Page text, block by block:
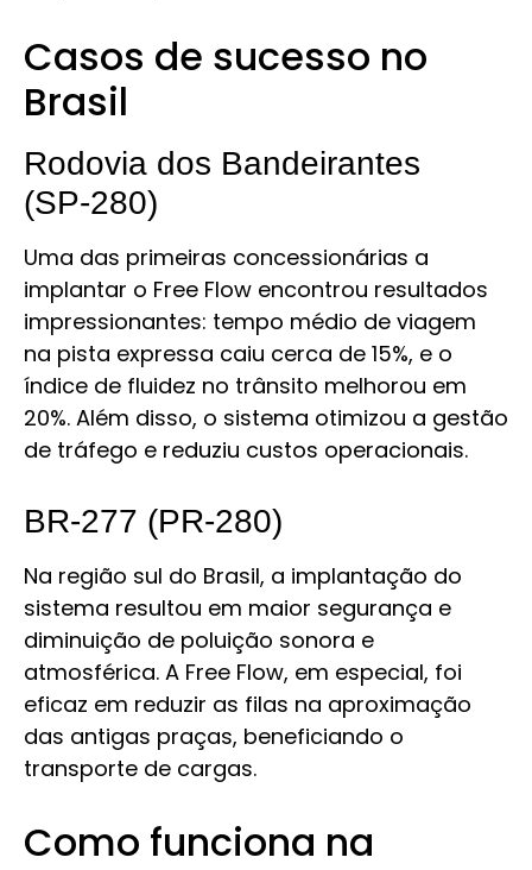
Casos de sucesso no
Brasil
Rodovia dos Bandeirantes
(SP‑280)
Uma das primeiras concessionárias a
implantar o Free Flow encontrou resultados
impressionantes: tempo médio de viagem
na pista expressa caiu cerca de 15%, e o
índice de fluidez no trânsito melhorou em
20%. Além disso, o sistema otimizou a gestão
de tráfego e reduziu custos operacionais.
BR‑277 (PR‑280)
Na região sul do Brasil, a implantação do
sistema resultou em maior segurança e
diminuição de poluição sonora e
atmosférica. A Free Flow, em especial, foi
eficaz em reduzir as filas na aproximação
das antigas praças, beneficiando o
transporte de cargas.
Como funciona na